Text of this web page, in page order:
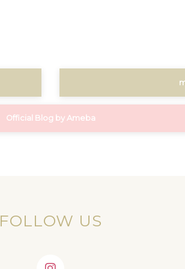
Official Blog by Ameba
FOLLOW US